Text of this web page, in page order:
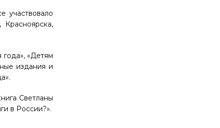
участвовало
года», «Детям
издания и
Светланы
в России?».